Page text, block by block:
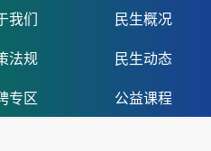
我们 民生概况
法规 民生动态
专区 公益课程